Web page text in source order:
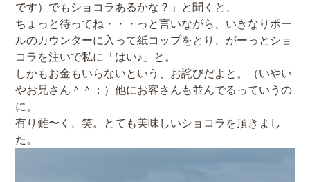
です）でもショコラあるかな？」と聞くと、
ちょっと待ってね・・・っと言いながら、いきなりポー
ルのカウンターに入って紙コップをとり、がーっとショ
コラを注いで私に「はい♪」と。
しかもお金もいらないという、お詫びだよと。（いやい
やお兄さん＾＾；）他にお客さんも並んでるっていうの
に。
有り難〜く、笑。とても美味しいショコラを頂きまし
た。